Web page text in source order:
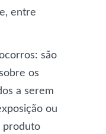
entre
: são
os
a serem
ou
produto